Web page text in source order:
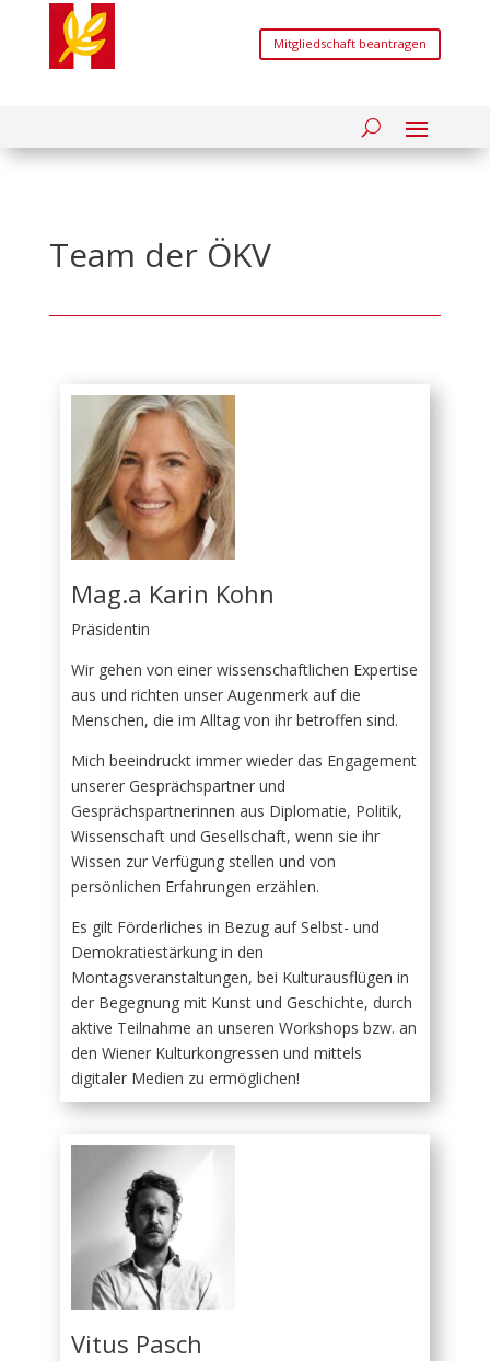
Mitgliedschaft beantragen
Team der ÖKV
Mag.a Karin Kohn
Präsidentin
Wir gehen von einer wissenschaftlichen Expertise
aus und richten unser Augenmerk auf die
Menschen, die im Alltag von ihr betroffen sind.
Mich beeindruckt immer wieder das Engagement
unserer Gesprächspartner und
Gesprächspartnerinnen aus Diplomatie, Politik,
Wissenschaft und Gesellschaft, wenn sie ihr
Wissen zur Verfügung stellen und von
persönlichen Erfahrungen erzählen.
Es gilt Förderliches in Bezug auf Selbst- und
Demokratiestärkung in den
Montagsveranstaltungen, bei Kulturausflügen in
der Begegnung mit Kunst und Geschichte, durch
aktive Teilnahme an unseren Workshops bzw. an
den Wiener Kulturkongressen und mittels
digitaler Medien zu ermöglichen!
Vitus Pasch